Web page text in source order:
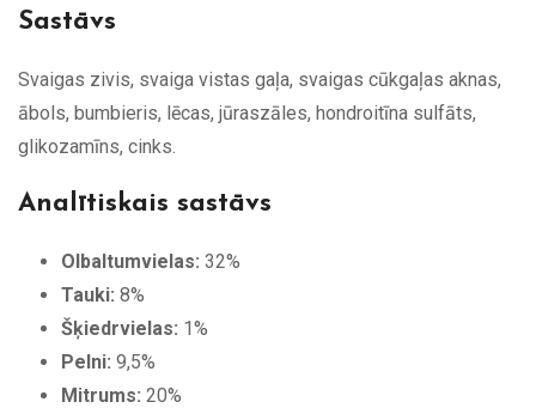
Sastāvs
Svaigas zivis, svaiga vistas gaļa, svaigas cūkgaļas aknas,
ābols, bumbieris, lēcas, jūraszāles, hondroitīna sulfāts,
glikozamīns, cinks.
Analītiskais sastāvs
Olbaltumvielas: 32%
Tauki: 8%
Šķiedrvielas: 1%
Pelni: 9,5%
Mitrums: 20%